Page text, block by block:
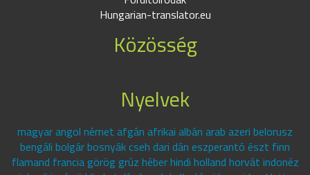
Hungarian-translator.eu
Közösség
Nyelvek
magyar angol német afgán afrikai albán arab azeri belorusz
bengáli bolgár bosnyák cseh dari dán eszperantó észt finn
flamand francia görög grúz héber hindi holland horvát indonéz